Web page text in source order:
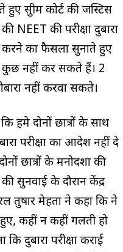
सुप्रीम कोर्ट की जस्टिस
NEET की परीक्षा दुबारा
करने का फैसला सुनाते हुए
नहीं कर सकते हैं। 2
नहीं करवा सकते।
हमे दोनों छात्रों के साथ
परीक्षा का आदेश नहीं दे
छात्रों के मनोदशा की
सुनवाई के दौरान केंद्र
तुषार मेहता ने कहा कि ने
कहीं न कहीं गलती हो
दुबारा परीक्षा कराई